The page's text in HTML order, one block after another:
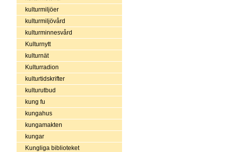
kulturmiljöer
kulturmiljövård
kulturminnesvård
Kulturnytt
kulturnät
Kulturradion
kulturtidskrifter
kulturutbud
kung fu
kungahus
kungamakten
kungar
Kungliga biblioteket